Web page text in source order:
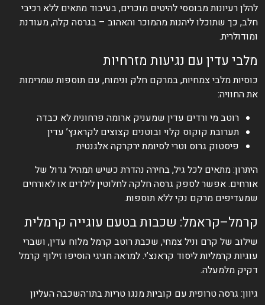
להלן רעיונות מבוססי להיטים מוכרים, בעיבוד מתאים ללא רכיבי
חלב, כך שתוכלו ליהנות מהמוכר והאהוב – בגרסה קלה, מעודנת
ומודולרית.
מלבי עדין עם נגיעות מזרחיות
כוסיות מלבי צמחיות, במרקם חלק ונימוח, עם תוספות שמרימות
את החוויה:
רוטב מי ורדים עדין שמעניק ארומה פרחונית לא כבדה
תערובת קוקוס קלוי ובוטנים קצוצים לקראנץ’ עדין
פיסטוק גרוס וטרי לסיומת ירקרקה אלגנטית
היתרון: מתאים לכל גיל, בחירה נהדרת כשיש תמהיל גדול של
אורחים. אפשר לספק גרסה חלקה לחלוטין לילדים או לאורחים
שמעדיפים מרקם נקי ללא תוספות.
קרמל–קראמל: שכבות בטעם עוגייה קרמלית
שילוב של קרם וניל צמחי, שכבת רוטב קרמל מלוח עדין, ושברי
עוגיות קרמליות ליסוד קראנצ’י. למראה חגיגי הוסיפו זילוף קרמל
דקיק מלמעלה.
גיוון: גרסה טרופית עם קוביות מנגו טריות בתו־השכבה העליון